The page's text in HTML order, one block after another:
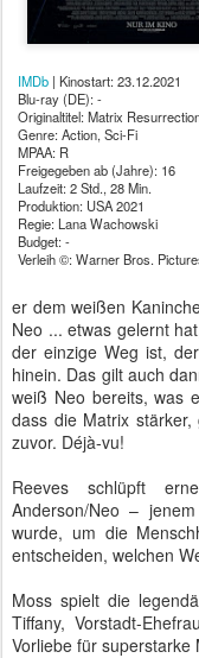
IMDb | Kinostart: 23.12.2021
Blu-ray (DE): -
Originaltitel: Matrix
Genre: Action, Sci-Fi
MPAA: R
Freigegeben ab (Jahre): 16
Laufzeit: 2 Std., 28 Min.
Produktion: USA 2021
Regie: Lana Wachowski
Budget: -
Verleih ©: Warner Bros.
er dem weißen
Neo ... etwas gelernt
der einzige Weg ist,
hinein. Das gilt auch
weiß Neo bereits, was
dass die Matrix
zuvor. Déjà-vu!
Reeves schlüpft
Anderson/Neo –
wurde, um die
entscheiden, welchen
Moss spielt die
Tiffany, Vorstadt-
Vorliebe für superstarke